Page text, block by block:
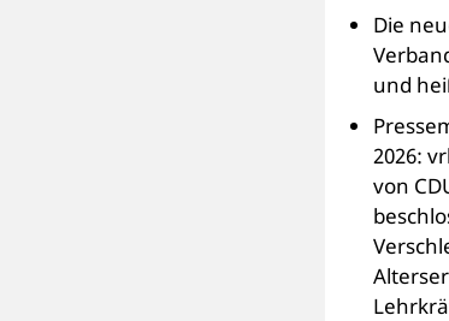
Die
und
2026:
von